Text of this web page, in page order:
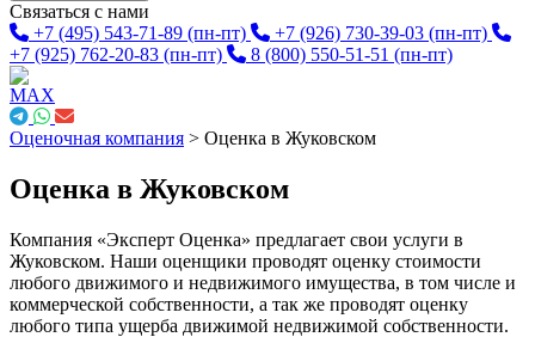
Связаться с нами
+7 (495) 543-71-89 (пн-пт) +7 (926) 730-39-03 (пн-пт)
+7 (925) 762-20-83 (пн-пт) 8 (800) 550-51-51 (пн-пт)
Оценочная компания > Оценка в Жуковском
Оценка в Жуковском
Компания «Эксперт Оценка» предлагает свои услуги в
Жуковском. Наши оценщики проводят оценку стоимости
любого движимого и недвижимого имущества, в том числе и
коммерческой собственности, а так же проводят оценку
любого типа ущерба движимой недвижимой собственности.